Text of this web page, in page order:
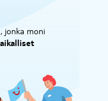
jonka moni